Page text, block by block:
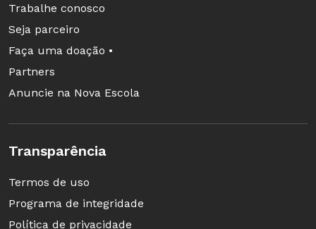
Trabalhe conosco
Seja parceiro
Faça uma doação •
Partners
Anuncie na Nova Escola
Transparência
Termos de uso
Programa de integridade
Política de privacidade